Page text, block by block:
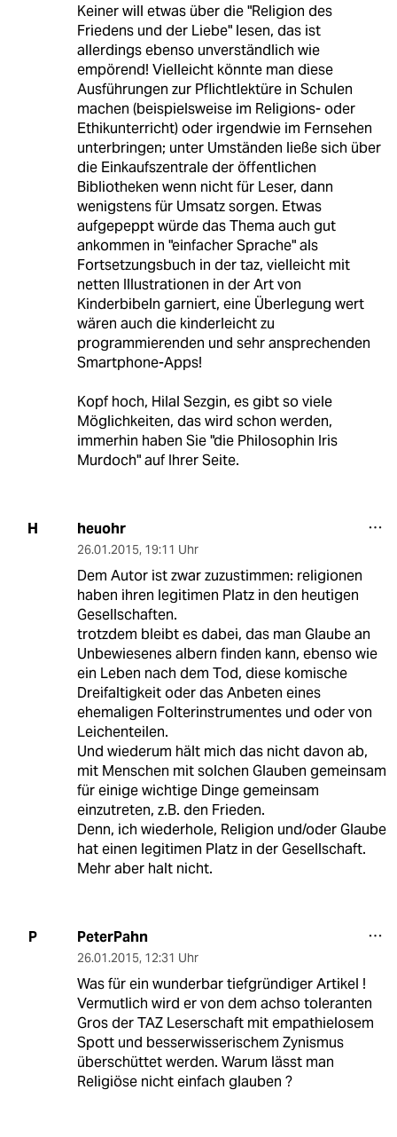
Keiner will etwas über die "Religion des
Friedens und der Liebe" lesen, das ist
allerdings ebenso unverständlich wie
empörend! Vielleicht könnte man diese
Ausführungen zur Pflichtlektüre in Schulen
machen (beispielsweise im Religions- oder
Ethikunterricht) oder irgendwie im Fernsehen
unterbringen; unter Umständen ließe sich über
die Einkaufszentrale der öffentlichen
Bibliotheken wenn nicht für Leser, dann
wenigstens für Umsatz sorgen. Etwas
aufgepeppt würde das Thema auch gut
ankommen in "einfacher Sprache" als
Fortsetzungsbuch in der taz, vielleicht mit
netten Illustrationen in der Art von
Kinderbibeln garniert, eine Überlegung wert
wären auch die kinderleicht zu
programmierenden und sehr ansprechenden
Smartphone-Apps!
Kopf hoch, Hilal Sezgin, es gibt so viele
Möglichkeiten, das wird schon werden,
immerhin haben Sie "die Philosophin Iris
Murdoch" auf Ihrer Seite.
H heuohr
26.01.2015, 19:11 Uhr
Dem Autor ist zwar zuzustimmen: religionen
haben ihren legitimen Platz in den heutigen
Gesellschaften.
trotzdem bleibt es dabei, das man Glaube an
Unbewiesenes albern finden kann, ebenso wie
ein Leben nach dem Tod, diese komische
Dreifaltigkeit oder das Anbeten eines
ehemaligen Folterinstrumentes und oder von
Leichenteilen.
Und wiederum hält mich das nicht davon ab,
mit Menschen mit solchen Glauben gemeinsam
für einige wichtige Dinge gemeinsam
einzutreten, z.B. den Frieden.
Denn, ich wiederhole, Religion und/oder Glaube
hat einen legitimen Platz in der Gesellschaft.
Mehr aber halt nicht.
P PeterPahn
26.01.2015, 12:31 Uhr
Was für ein wunderbar tiefgründiger Artikel !
Vermutlich wird er von dem achso toleranten
Gros der TAZ Leserschaft mit empathielosem
Spott und besserwisserischem Zynismus
überschüttet werden. Warum lässt man
Religiöse nicht einfach glauben ?